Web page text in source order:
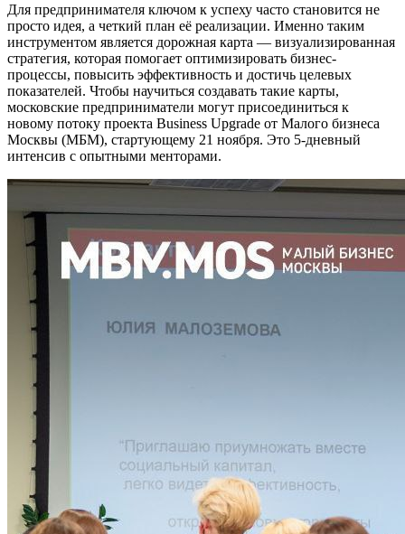
Для предпринимателя ключом к успеху часто становится не
просто идея, а четкий план её реализации. Именно таким
инструментом является дорожная карта — визуализированная
стратегия, которая помогает оптимизировать бизнес-
процессы, повысить эффективность и достичь целевых
показателей. Чтобы научиться создавать такие карты,
московские предприниматели могут присоединиться к
новому потоку проекта Business Upgrade от Малого бизнеса
Москвы (МБМ), стартующему 21 ноября. Это 5-дневный
интенсив с опытными менторами.